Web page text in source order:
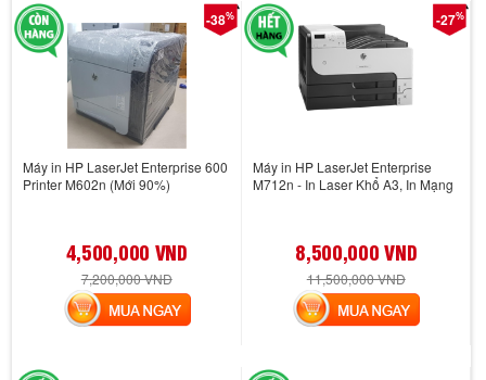
-38%
Máy in HP LaserJet Enterprise 600
Printer M602n (Mới 90%)
4,500,000 VND
7,200,000 VND
MUA NGAY
-27%
Máy in HP LaserJet Enterprise
M712n - In Laser Khổ A3, In Mạng
8,500,000 VND
11,500,000 VND
MUA NGAY